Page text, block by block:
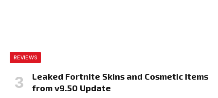
REVIEWS
Leaked Fortnite Skins and Cosmetic Items
from v9.50 Update